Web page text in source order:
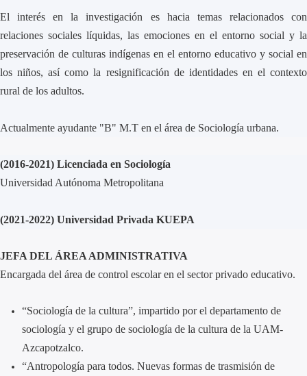
El interés en la investigación es hacia temas relacionados con
relaciones sociales líquidas, las emociones en el entorno social y la
preservación de culturas indígenas en el entorno educativo y social en
los niños, así como la resignificación de identidades en el contexto
rural de los adultos.
Actualmente ayudante "B" M.T en el área de Sociología urbana.
(2016-2021) Licenciada en Sociología
Universidad Autónoma Metropolitana
(2021-2022) Universidad Privada KUEPA
JEFA DEL ÁREA ADMINISTRATIVA
Encargada del área de control escolar en el sector privado educativo.
“Sociología de la cultura”, impartido por el departamento de
sociología y el grupo de sociología de la cultura de la UAM-
Azcapotzalco.
“Antropología para todos. Nuevas formas de trasmisión de